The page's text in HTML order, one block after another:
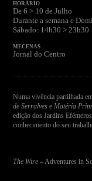
HORÁRIO
De 6 > 10 de Julho
Durante a semana e
Sábado: 14h30 > 23h30
MECENAS
Jornal do Centro
Numa vivência partilhada
de Serralves eMatéria
edição dos Jardins
conhecimento do seu
The Wire – Adventures in